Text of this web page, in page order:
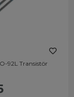
92L Transistör